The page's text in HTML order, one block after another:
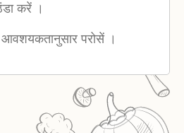
करें ।
आवशयकतानुसार परोसें ।